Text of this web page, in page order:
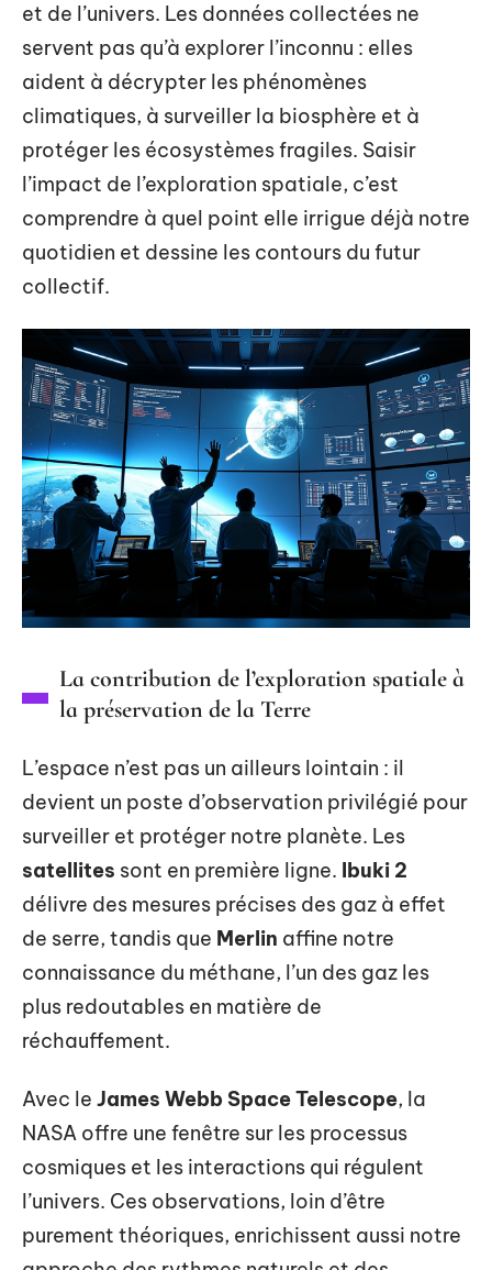
et de l’univers. Les données collectées ne
servent pas qu’à explorer l’inconnu : elles
aident à décrypter les phénomènes
climatiques, à surveiller la biosphère et à
protéger les écosystèmes fragiles. Saisir
l’impact de l’exploration spatiale, c’est
comprendre à quel point elle irrigue déjà notre
quotidien et dessine les contours du futur
collectif.
La contribution de l’exploration spatiale à
la préservation de la Terre
L’espace n’est pas un ailleurs lointain : il
devient un poste d’observation privilégié pour
surveiller et protéger notre planète. Les
satellites sont en première ligne. Ibuki 2
délivre des mesures précises des gaz à effet
de serre, tandis que Merlin affine notre
connaissance du méthane, l’un des gaz les
plus redoutables en matière de
réchauffement.
Avec le James Webb Space Telescope, la
NASA offre une fenêtre sur les processus
cosmiques et les interactions qui régulent
l’univers. Ces observations, loin d’être
purement théoriques, enrichissent aussi notre